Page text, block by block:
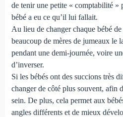
de tenir une petite « comptabilité »
bébé a eu ce qu’il lui fallait.
Au lieu de changer chaque bébé de
beaucoup de mères de jumeaux le
pendant une demi-journée, voire
d’inverser.
Si les bébés ont des succions très
changer de côté plus souvent, afin
sein. De plus, cela permet aux
angles différents et de mieux